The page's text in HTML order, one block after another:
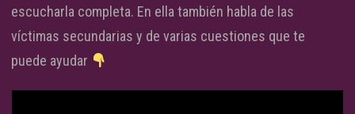
escucharla completa. En ella también habla de las
víctimas secundarias y de varias cuestiones que te
puede ayudar